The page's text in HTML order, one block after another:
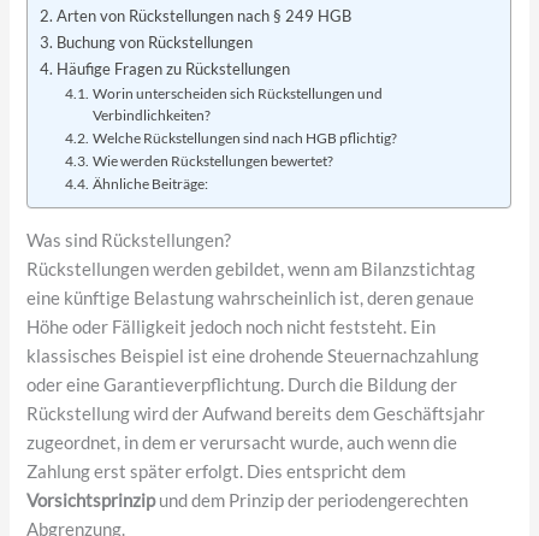
Arten von Rückstellungen nach § 249 HGB
Buchung von Rückstellungen
Häufige Fragen zu Rückstellungen
Worin unterscheiden sich Rückstellungen und
Verbindlichkeiten?
Welche Rückstellungen sind nach HGB pflichtig?
Wie werden Rückstellungen bewertet?
Ähnliche Beiträge:
Was sind Rückstellungen?
Rückstellungen werden gebildet, wenn am Bilanzstichtag
eine künftige Belastung wahrscheinlich ist, deren genaue
Höhe oder Fälligkeit jedoch noch nicht feststeht. Ein
klassisches Beispiel ist eine drohende Steuernachzahlung
oder eine Garantieverpflichtung. Durch die Bildung der
Rückstellung wird der Aufwand bereits dem Geschäftsjahr
zugeordnet, in dem er verursacht wurde, auch wenn die
Zahlung erst später erfolgt. Dies entspricht dem
Vorsichtsprinzipund dem Prinzip der periodengerechten
Abgrenzung.